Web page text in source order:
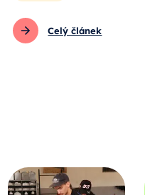
Celý článek